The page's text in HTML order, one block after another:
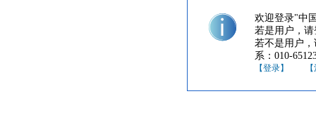
欢迎登录"中
若是用户，
若不是用户
系：010-
【登录】